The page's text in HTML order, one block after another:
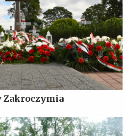
Zakroczymia